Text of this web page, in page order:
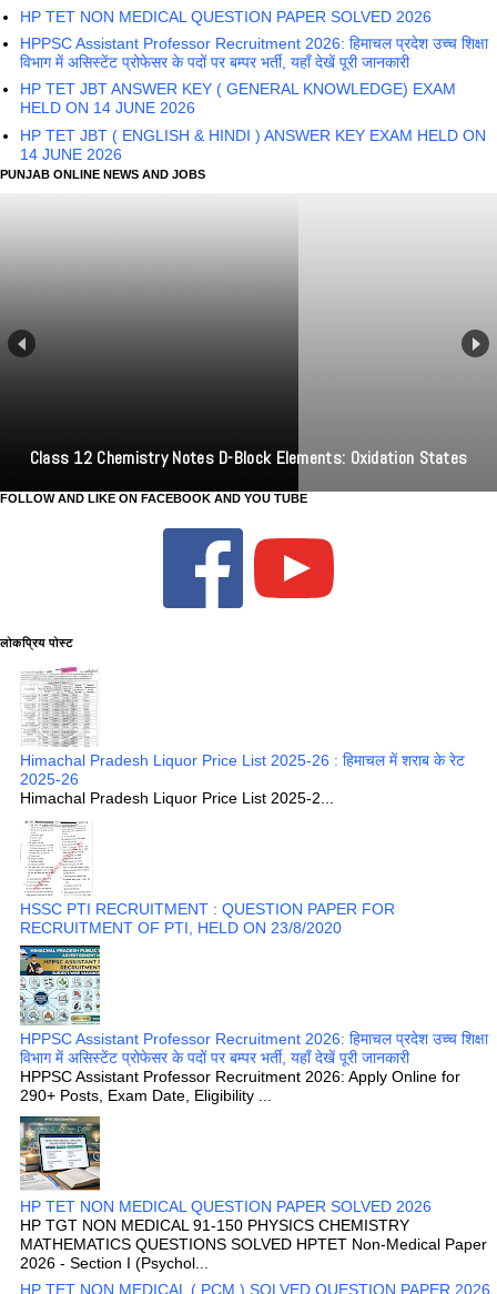
HP TET NON MEDICAL QUESTION PAPER SOLVED 2026
HPPSC Assistant Professor Recruitment 2026: हिमाचल प्रदेश उच्च शिक्षा
विभाग में असिस्टेंट प्रोफेसर के पदों पर बम्पर भर्ती, यहाँ देखें पूरी जानकारी
HP TET JBT ANSWER KEY ( GENERAL KNOWLEDGE) EXAM
HELD ON 14 JUNE 2026
HP TET JBT ( ENGLISH & HINDI ) ANSWER KEY EXAM HELD ON
14 JUNE 2026
PUNJAB ONLINE NEWS AND JOBS
Class 12 Chemistry Notes D-Block Elements: Oxidation States
FOLLOW AND LIKE ON FACEBOOK AND YOU TUBE
लोकप्रिय पोस्ट
Himachal Pradesh Liquor Price List 2025-26 : हिमाचल में शराब के रेट
2025-26
Himachal Pradesh Liquor Price List 2025-2...
HSSC PTI RECRUITMENT : QUESTION PAPER FOR
RECRUITMENT OF PTI, HELD ON 23/8/2020
HPPSC Assistant Professor Recruitment 2026: हिमाचल प्रदेश उच्च शिक्षा
विभाग में असिस्टेंट प्रोफेसर के पदों पर बम्पर भर्ती, यहाँ देखें पूरी जानकारी
HPPSC Assistant Professor Recruitment 2026: Apply Online for
290+ Posts, Exam Date, Eligibility ...
HP TET NON MEDICAL QUESTION PAPER SOLVED 2026
HP TGT NON MEDICAL 91-150 PHYSICS CHEMISTRY
MATHEMATICS QUESTIONS SOLVED HPTET Non-Medical Paper
2026 - Section I (Psychol...
HP TET NON MEDICAL ( PCM ) SOLVED QUESTION PAPER 2026